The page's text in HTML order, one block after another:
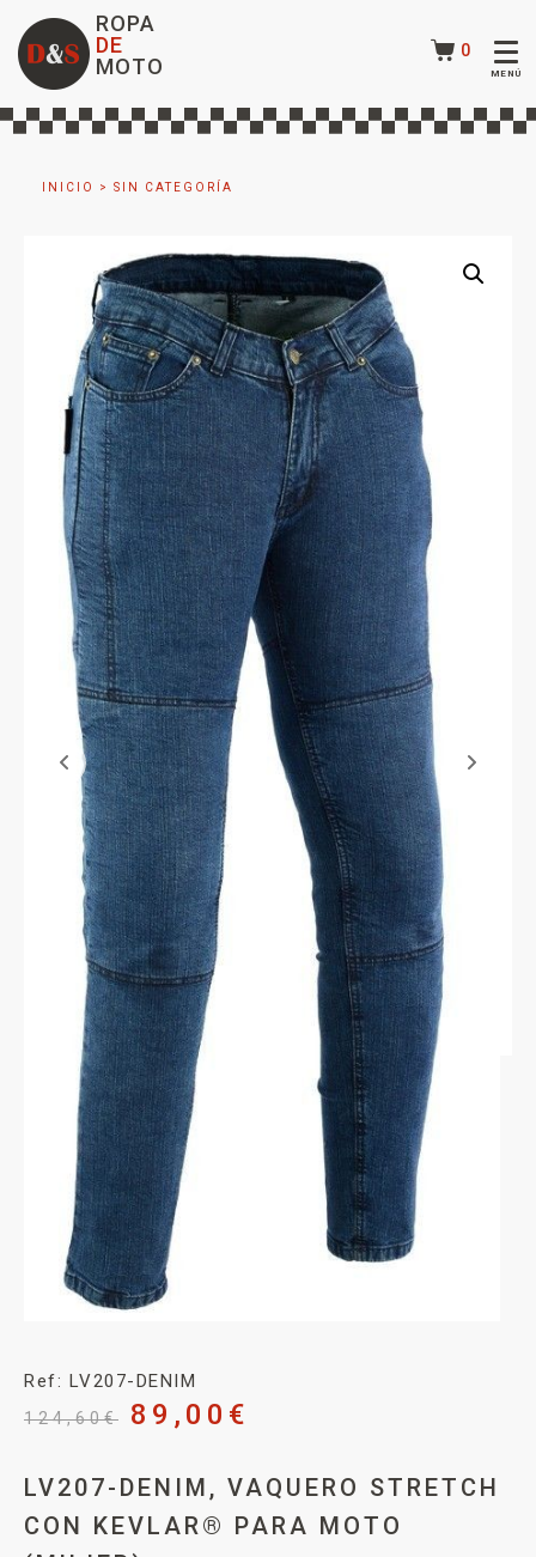
ROPA
DE
MOTO
0
INICIO > SIN CATEGORÍA
Ref: LV207-DENIM
124,60€ 89,00 €
LV207-DENIM, VAQUERO STRETCH
CON KEVLAR® PARA MOTO